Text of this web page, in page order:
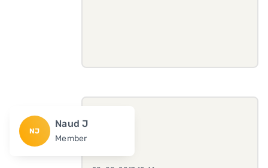
NJ
Naud J
Member